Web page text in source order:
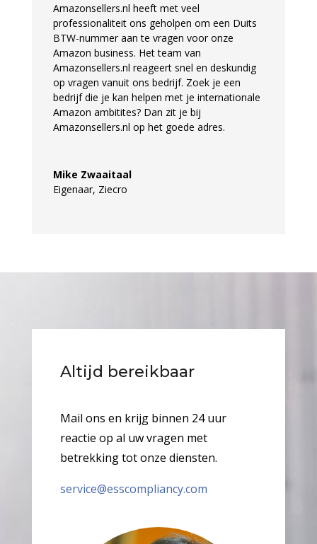
Amazonsellers.nl heeft met veel
professionaliteit ons geholpen om een Duits
BTW-nummer aan te vragen voor onze
Amazon business. Het team van
Amazonsellers.nl reageert snel en deskundig
op vragen vanuit ons bedrijf. Zoek je een
bedrijf die je kan helpen met je internationale
Amazon ambitites? Dan zit je bij
Amazonsellers.nl op het goede adres.
Mike Zwaaitaal
Eigenaar, Ziecro
Altijd bereikbaar
Mail ons en krijg binnen 24 uur
reactie op al uw vragen met
betrekking tot onze diensten.
service@esscompliancy.com